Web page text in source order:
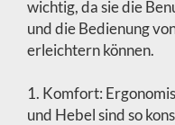
wichtig, da sie die
und die Bedienung
erleichtern können.
1. Komfort:
und Hebel sind so